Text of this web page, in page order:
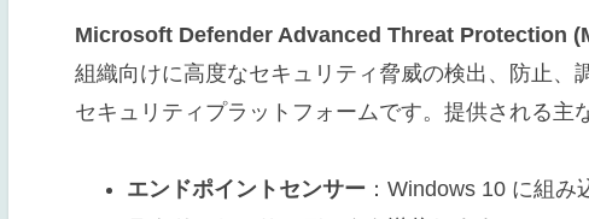
Microsoft Defender Advanced Threat Protection
組織向けに高度なセキュリティ脅威の検出、防止、
セキュリティプラットフォームです。提供される主
エンドポイントセンサー ：Windows 10 に組